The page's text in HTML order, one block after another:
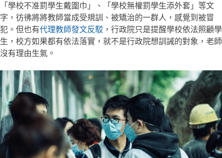
「學校不准罰學生戴圍巾」、「學校無權罰學生添外套」等文
字，彷彿將將教師當成受規訓、被矯治的一群人，感覺到被冒
犯。但也有代理教師發文反駁 ，行政院只是提醒學校依法照顧學
生，校方如果都有依法落實，就不是行政院想訓誡的對象，​​老師
沒有理由生氣。